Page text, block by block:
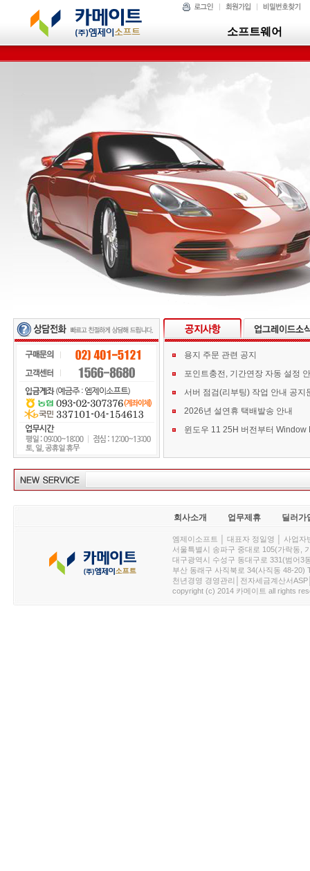
소프트웨어
용지 주문 관련 공지
포인트충전, 기간연장 자동 설정
서버 점검(리부팅) 작업 안내 공지
2026년 설연휴 택배발송 안내
회사소개 업무제휴 딜러가
엠제이소프트 │ 대표자 정일영 │ 사업
서울특별시 송파구 중대로 105(가락동,
대구광역시 수성구 동대구로 331(범어3
부산 동래구 사직북로 34(사직동 48-20)
천년경영 경영관리│전자세금계산서
copyright (c) 2014 카메이트 all rights